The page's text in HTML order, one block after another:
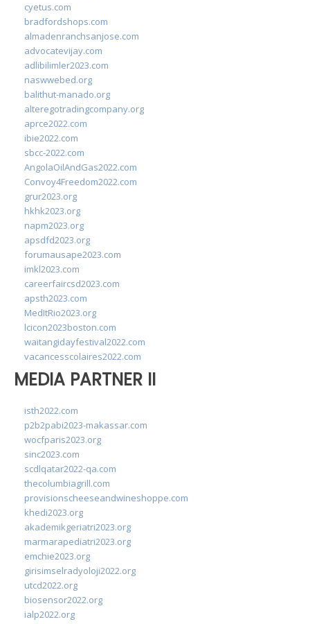
cyetus.com
bradfordshops.com
almadenranchsanjose.com
advocatevijay.com
adlibilimler2023.com
naswwebed.org
balithut-manado.org
alteregotradingcompany.org
aprce2022.com
ibie2022.com
sbcc-2022.com
AngolaOilAndGas2022.com
Convoy4Freedom2022.com
grur2023.org
hkhk2023.org
napm2023.org
apsdfd2023.org
forumausape2023.com
imkl2023.com
careerfaircsd2023.com
apsth2023.com
MedItRio2023.org
lcicon2023boston.com
waitangidayfestival2022.com
vacancesscolaires2022.com
MEDIA PARTNER II
isth2022.com
p2b2pabi2023-makassar.com
wocfparis2023.org
sinc2023.com
scdlqatar2022-qa.com
thecolumbiagrill.com
provisionscheeseandwineshoppe.com
khedi2023.org
akademikgeriatri2023.org
marmarapediatri2023.org
emchie2023.org
girisimselradyoloji2022.org
utcd2022.org
biosensor2022.org
ialp2022.org